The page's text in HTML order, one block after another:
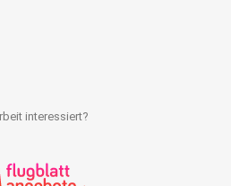
interessiert?